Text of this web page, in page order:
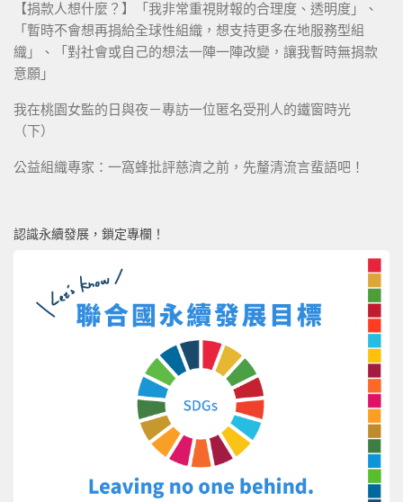
【捐款人想什麼？】「我非常重視財報的合理度、透明度」、
「暫時不會想再捐給全球性組織，想支持更多在地服務型組
織」、「對社會或自己的想法一陣一陣改變，讓我暫時無捐款
意願」
我在桃園女監的日與夜－專訪一位匿名受刑人的鐵窗時光
（下）
公益組織專家：一窩蜂批評慈濟之前，先釐清流言蜚語吧！
認識永續發展，鎖定專欄！